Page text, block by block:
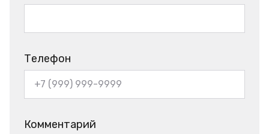
Телефон
Комментарий